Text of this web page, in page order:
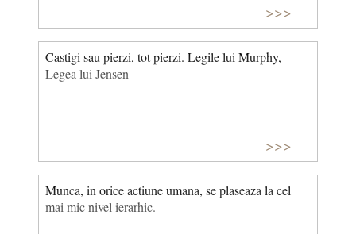
>>>
Castigi sau pierzi, tot pierzi. Legile lui Murphy,
Legea lui Jensen
>>>
Munca, in orice actiune umana, se plaseaza la cel
mai mic nivel ierarhic.